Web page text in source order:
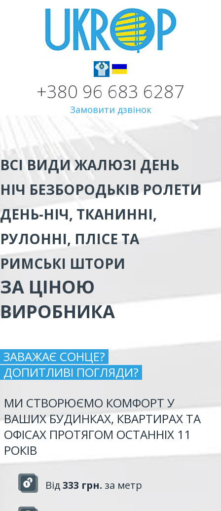
+380 96 683 6287
Замовити дзвінок
ВСІ ВИДИЖАЛЮЗІ ДЕНЬ
НІЧ БЕЗБОРОДЬКІВРОЛЕТИ
ДЕНЬ-НІЧ, ТКАНИННІ,
РУЛОННІ, ПЛІСЕ ТА
РИМСЬКІ ШТОРИ
ЗА ЦІНОЮ
ВИРОБНИКА
ЗАВАЖАЄ СОНЦЕ?
ДОПИТЛИВІ ПОГЛЯДИ?
МИ СТВОРЮЄМО КОМФОРТ У
ВАШИХ БУДИНКАХ, КВАРТИРАХ ТА
ОФІСАХ ПРОТЯГОМ ОСТАННІХ 11
РОКІВ
Від333 грн. за метр